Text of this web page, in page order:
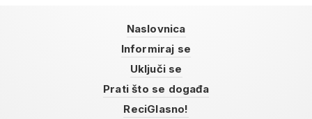
Naslovnica
Informiraj se
Uključi se
Prati što se događa
ReciGlasno!